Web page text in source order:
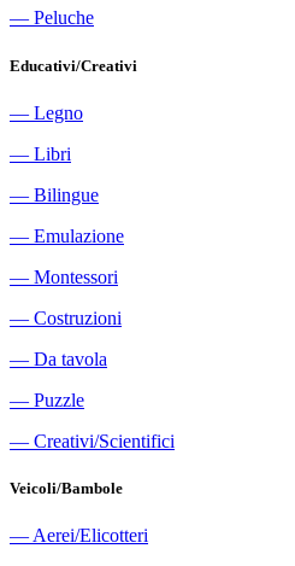
― Peluche
Educativi/Creativi
― Legno
― Libri
― Bilingue
― Emulazione
― Montessori
― Costruzioni
― Da tavola
― Puzzle
― Creativi/Scientifici
Veicoli/Bambole
― Aerei/Elicotteri